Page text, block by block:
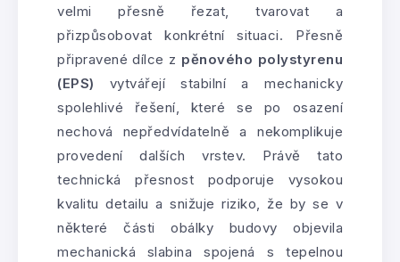
velmi přesně řezat, tvarovat a
přizpůsobovat konkrétní situaci. Přesně
připravené dílce z pěnového polystyrenu
(EPS) vytvářejí stabilní a mechanicky
spolehlivé řešení, které se po osazení
nechová nepředvídatelně a nekomplikuje
provedení dalších vrstev. Právě tato
technická přesnost podporuje vysokou
kvalitu detailu a snižuje riziko, že by se v
některé části obálky budovy objevila
mechanická slabina spojená s tepelnou